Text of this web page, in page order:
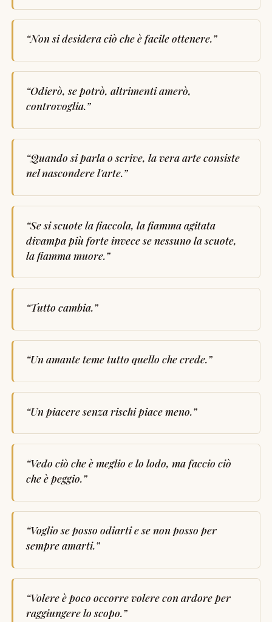
“Non si desidera ciò che è facile ottenere.”
“Odierò, se potrò, altrimenti amerò,
controvoglia.”
“Quando si parla o scrive, la vera arte consiste
nel nascondere l'arte.”
“Se si scuote la fiaccola, la fiamma agitata
divampa più forte invece se nessuno la scuote,
la fiamma muore.”
“Tutto cambia.”
“Un amante teme tutto quello che crede.”
“Un piacere senza rischi piace meno.”
“Vedo ciò che è meglio e lo lodo, ma faccio ciò
che è peggio.”
“Voglio se posso odiarti e se non posso per
sempre amarti.”
“Volere è poco occorre volere con ardore per
raggiungere lo scopo.”